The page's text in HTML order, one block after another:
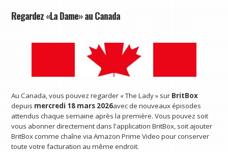
Regardez «La Dame» au Canada
Au Canada, vous pouvez regarder « The Lady » sur BritBox
depuis mercredi 18 mars 2026avec de nouveaux épisodes
attendus chaque semaine après la première. Vous pouvez soit
vous abonner directement dans l'application BritBox, soit ajouter
BritBox comme chaîne via Amazon Prime Video pour conserver
toute votre facturation au même endroit.